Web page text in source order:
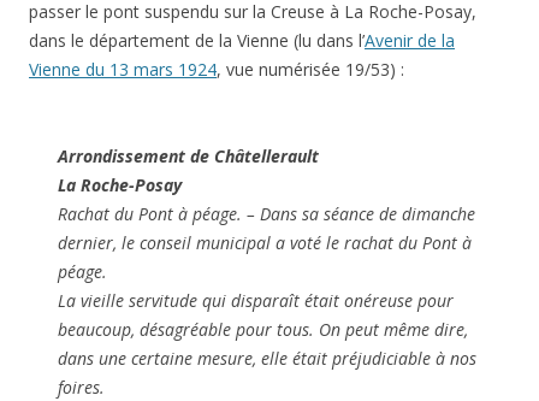
passer le pont suspendu sur la Creuse à La Roche-Posay,
dans le département de la Vienne (lu dans l’Avenir de la
Vienne du 13 mars 1924, vue numérisée 19/53) :
Arrondissement de Châtellerault
La Roche-Posay
Rachat du Pont à péage. – Dans sa séance de dimanche
dernier, le conseil municipal a voté le rachat du Pont à
péage.
La vieille servitude qui disparaît était onéreuse pour
beaucoup, désagréable pour tous. On peut même dire,
dans une certaine mesure, elle était préjudiciable à nos
foires.